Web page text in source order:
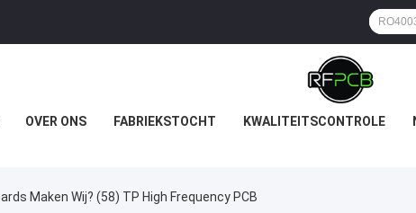
OVER ONS FABRIEKSTOCHT KWALITEITSCONTROLE
Maken Wij? (58) TP High Frequency PCB